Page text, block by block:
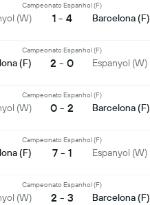
(W)
Campeonato Espanhol (F)
1 - 4 Barcelona (F)
(F)
Campeonato Espanhol (F)
2 - 0 Espanyol (W)
(W)
Campeonato Espanhol (F)
0 - 2 Barcelona (F)
(F)
Campeonato Espanhol (F)
7 - 1 Espanyol (W)
(W)
Campeonato Espanhol (F)
2 - 3 Barcelona (F)